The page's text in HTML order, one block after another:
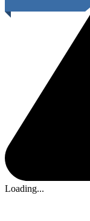
Loading...